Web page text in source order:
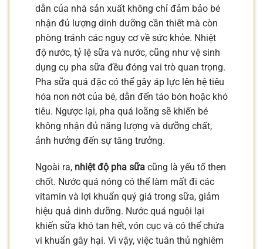
dẫn của nhà sản xuất không chỉ đảm bảo bé
nhận đủ lượng dinh dưỡng cần thiết mà còn
phòng tránh các nguy cơ về sức khỏe. Nhiệt
độ nước, tỷ lệ sữa và nước, cũng như vệ sinh
dụng cụ pha sữa đều đóng vai trò quan trọng.
Pha sữa quá đặc có thể gây áp lực lên hệ tiêu
hóa non nớt của bé, dẫn đến táo bón hoặc khó
tiêu. Ngược lại, pha quá loãng sẽ khiến bé
không nhận đủ năng lượng và dưỡng chất,
ảnh hưởng đến sự tăng trưởng.
Ngoài ra, nhiệt độ pha sữa cũng là yếu tố then
chốt. Nước quá nóng có thể làm mất đi các
vitamin và lợi khuẩn quý giá trong sữa, giảm
hiệu quả dinh dưỡng. Nước quá nguội lại
khiến sữa khó tan hết, vón cục và có thể chứa
vi khuẩn gây hại. Vì vậy, việc tuân thủ nghiêm